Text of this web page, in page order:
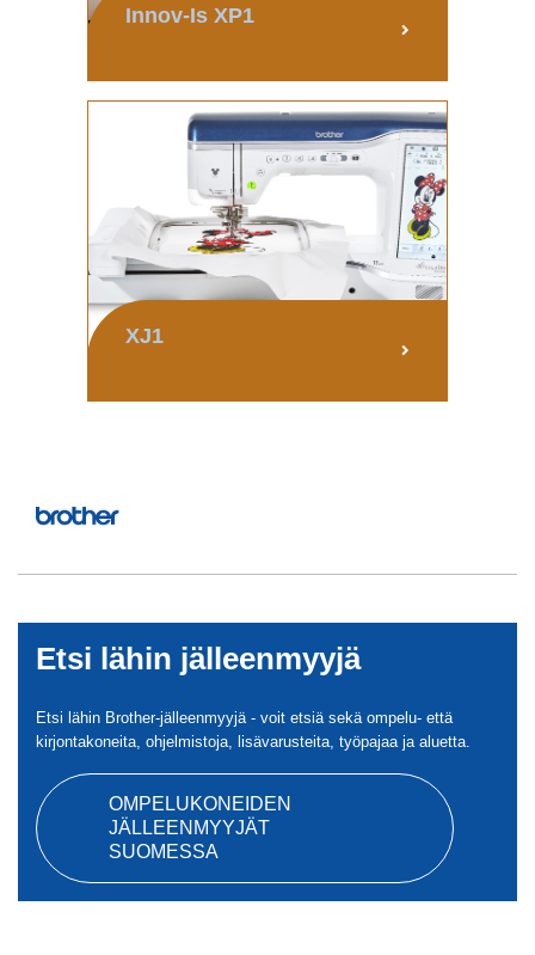
Innov-Is XP1
XJ1
Etsi lähin jälleenmyyjä
Etsi lähin Brother-jälleenmyyjä - voit etsiä sekä ompelu- että
kirjontakoneita, ohjelmistoja, lisävarusteita, työpajaa ja aluetta.
OMPELUKONEIDEN
JÄLLEENMYYJÄT
SUOMESSA